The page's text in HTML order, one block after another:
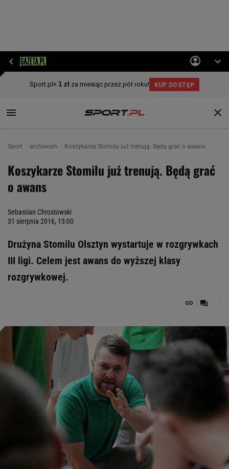
Sport archiwum Koszykarze Stomilu już trenują. Będą grać o awans
Koszykarze Stomilu już trenują. Będą grać
o awans
Sebastian Chrostowski
31 sierpnia 2016, 13:00
Drużyna Stomilu Olsztyn wystartuje w rozgrywkach
III ligi. Celem jest awans do wyższej klasy
rozgrywkowej.